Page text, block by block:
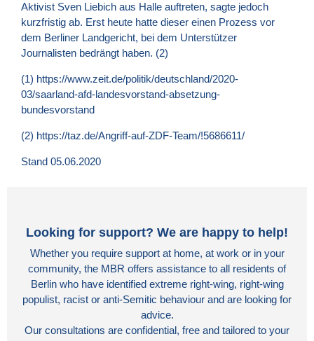
Aktivist Sven Liebich aus Halle auftreten, sagte jedoch
kurzfristig ab. Erst heute hatte dieser einen Prozess vor
dem Berliner Landgericht, bei dem Unterstützer
Journalisten bedrängt haben. (2)
(1) https://www.zeit.de/politik/deutschland/2020-
03/saarland-afd-landesvorstand-absetzung-
bundesvorstand
(2) https://taz.de/Angriff-auf-ZDF-Team/!5686611/
Stand 05.06.2020
Looking for support? We are happy to help!
Whether you require support at home, at work or in your
community, the MBR offers assistance to all residents of
Berlin who have identified extreme right-wing, right-wing
populist, racist or anti-Semitic behaviour and are looking for
advice.
Our consultations are confidential, free and tailored to your